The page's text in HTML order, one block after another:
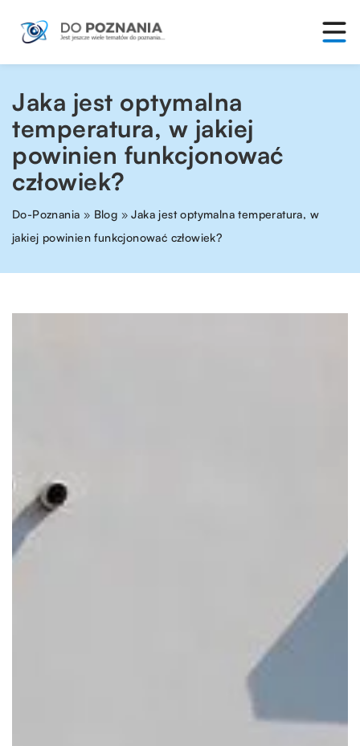
Jaka jest optymalna
temperatura, w jakiej
powinien funkcjonować
człowiek?
Do-Poznania » Blog »Jaka jest optymalna temperatura, w
jakiej powinien funkcjonować człowiek?